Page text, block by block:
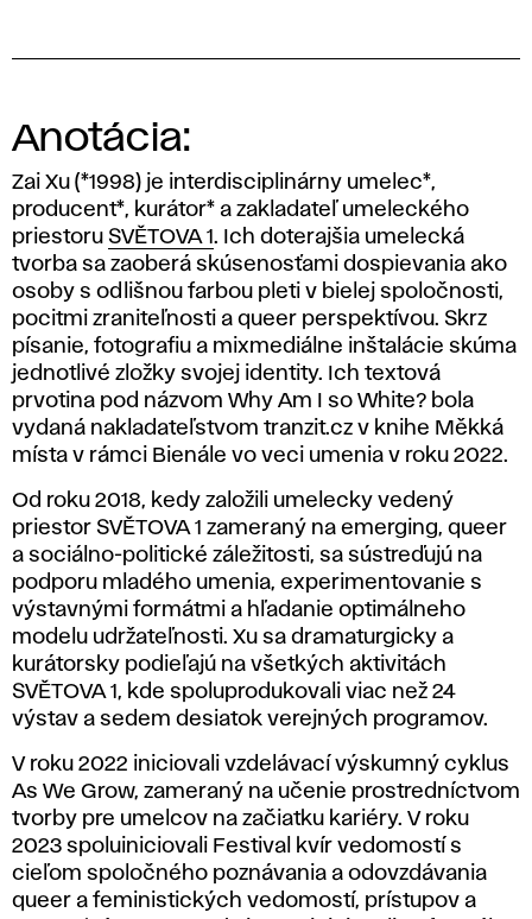
Anotácia:
Zai Xu (*1998) je interdisciplinárny umelec*,
producent*, kurátor* a zakladateľ umeleckého
priestoru SVĚTOVA 1. Ich doterajšia umelecká
tvorba sa zaoberá skúsenosťami dospievania ako
osoby s odlišnou farbou pleti v bielej spoločnosti,
pocitmi zraniteľnosti a queer perspektívou. Skrz
písanie, fotografiu a mixmediálne inštalácie skúma
jednotlivé zložky svojej identity. Ich textová
prvotina pod názvom Why Am I so White? bola
vydaná nakladateľstvom tranzit.cz v knihe Měkká
místa v rámci Bienále vo veci umenia v roku 2022.
Od roku 2018, kedy založili umelecky vedený
priestor SVĚTOVA 1 zameraný na emerging, queer
a sociálno-politické záležitosti, sa sústreďujú na
podporu mladého umenia, experimentovanie s
výstavnými formátmi a hľadanie optimálneho
modelu udržateľnosti. Xu sa dramaturgicky a
kurátorsky podieľajú na všetkých aktivitách
SVĚTOVA 1, kde spoluprodukovali viac než 24
výstav a sedem desiatok verejných programov.
V roku 2022 iniciovali vzdelávací výskumný cyklus
As We Grow, zameraný na učenie prostredníctvom
tvorby pre umelcov na začiatku kariéry. V roku
2023 spoluiniciovali Festival kvír vedomostí s
cieľom spoločného poznávania a odovzdávania
queer a feministických vedomostí, prístupov a